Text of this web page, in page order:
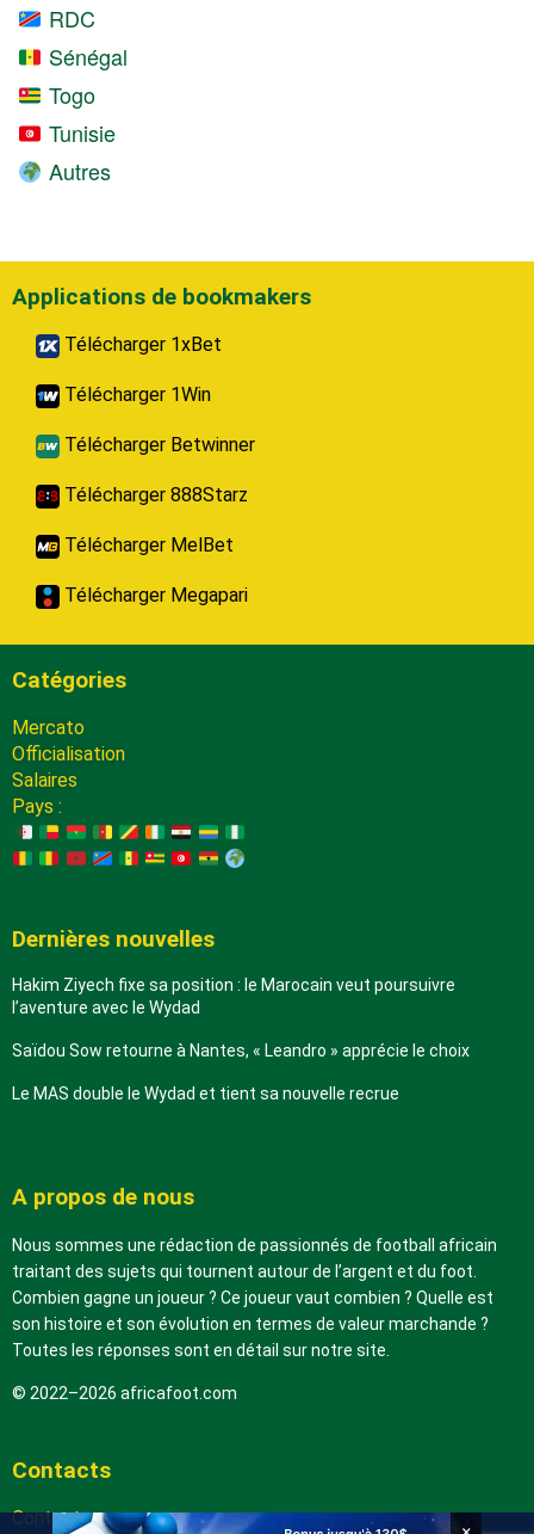
RDC
Sénégal
Togo
Tunisie
Autres
Applications de bookmakers
Télécharger 1xBet
Télécharger 1Win
Télécharger Betwinner
Télécharger 888Starz
Télécharger MelBet
Télécharger Megapari
Catégories
Mercato
Officialisation
Salaires
Pays :
Dernières nouvelles
Hakim Ziyech fixe sa position : le Marocain veut poursuivre
l’aventure avec le Wydad
Saïdou Sow retourne à Nantes, « Leandro » apprécie le choix
Le MAS double le Wydad et tient sa nouvelle recrue
A propos de nous
Nous sommes une rédaction de passionnés de football africain
traitant des sujets qui tournent autour de l’argent et du foot.
Combien gagne un joueur ? Ce joueur vaut combien ? Quelle est
son histoire et son évolution en termes de valeur marchande ?
Toutes les réponses sont en détail sur notre site.
© 2022–2026 africafoot.com
Contacts
Contactez-nous